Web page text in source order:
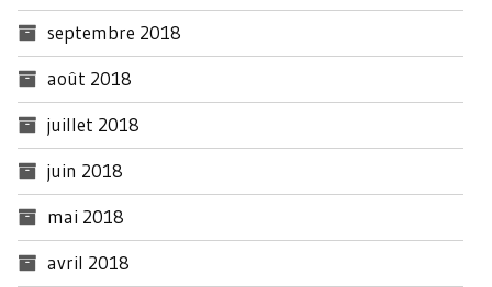
septembre 2018
août 2018
juillet 2018
juin 2018
mai 2018
avril 2018